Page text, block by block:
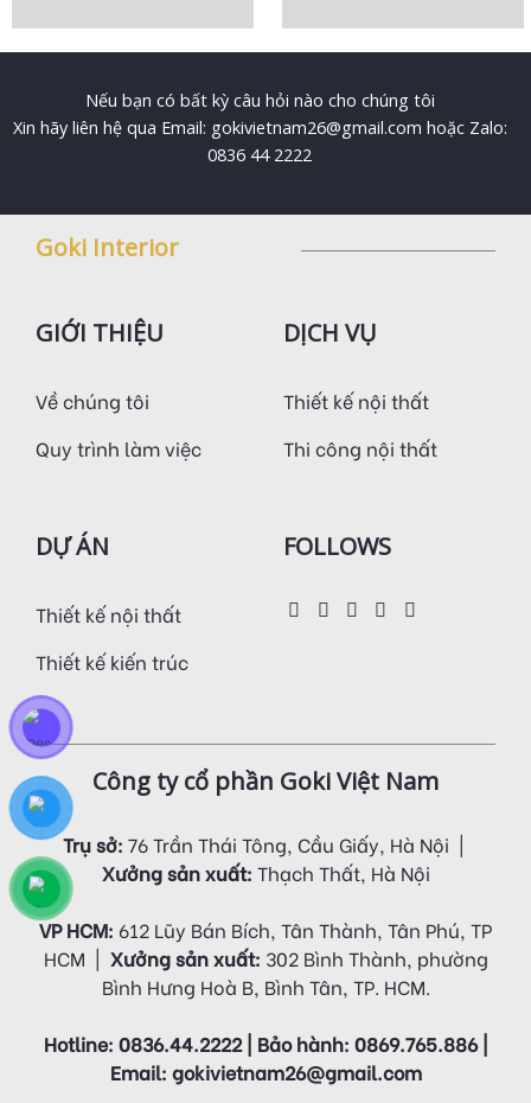
Nếu bạn có bất kỳ câu hỏi nào cho chúng tôi
Xin hãy liên hệ qua Email: gokivietnam26@gmail.com hoặc Zalo:
0836 44 2222
Goki Interior
GIỚI THIỆU
Về chúng tôi
Quy trình làm việc
DỊCH VỤ
Thiết kế nội thất
Thi công nội thất
DỰ ÁN
Thiết kế nội thất
Thiết kế kiến trúc
FOLLOWS
Công ty cổ phần Goki Việt Nam
Trụ sở: 76 Trần Thái Tông, Cầu Giấy, Hà Nội |
Xưởng sản xuất: Thạch Thất, Hà Nội
VP HCM: 612 Lũy Bán Bích, Tân Thành, Tân Phú, TP
HCM | Xưởng sản xuất: 302 Bình Thành, phường
Bình Hưng Hoà B, Bình Tân, TP. HCM.
Hotline: 0836.44.2222 | Bảo hành: 0869.765.886 |
Email: gokivietnam26@gmail.com